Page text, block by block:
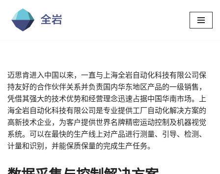
跳
迈思肯进入中国以来，一直与上海全岩自动化科技有限公司保
持友好的合作伙伴关系并负责国内华东地区产品的一级销售，
凭借其强大的技术优势和经营理念迅速占据中国华南市场。上
海全岩自动化科技有限公司是专业提供工厂自动化解决方案的
高新技术企业，为客户提供世界名牌精密运动控制及机器视觉
系统。可以在最快的生产线上对产品进行测量、引导、检测、
计量和识别，并能保质保量的完成生产任务。